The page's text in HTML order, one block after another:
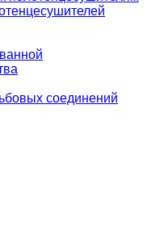
соединений